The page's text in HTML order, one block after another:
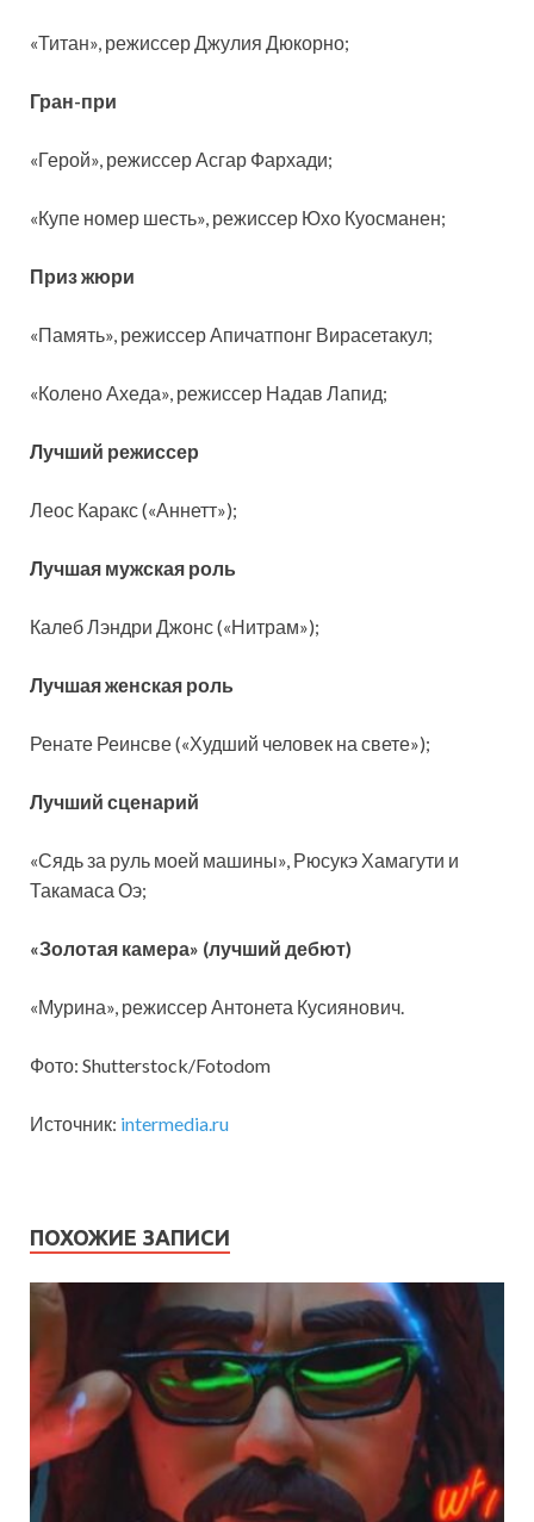
«Титан», режиссер Джулия Дюкорно;
Гран-при
«Герой», режиссер Асгар Фархади;
«Купе номер шесть», режиссер Юхо Куосманен;
Приз жюри
«Память», режиссер Апичатпонг Вирасетакул;
«Колено Ахеда», режиссер Надав Лапид;
Лучший режиссер
Леос Каракс («Аннетт»);
Лучшая мужская роль
Калеб Лэндри Джонс («Нитрам»);
Лучшая женская роль
Ренате Реинсве («Худший человек на свете»);
Лучший сценарий
«Сядь за руль моей машины», Рюсукэ Хамагути и
Такамаса Оэ;
«Золотая камера» (лучший дебют)
«Мурина», режиссер Антонета Кусиянович.
Фото: Shutterstock/Fotodom
Источник: intermedia.ru
ПОХОЖИЕ ЗАПИСИ